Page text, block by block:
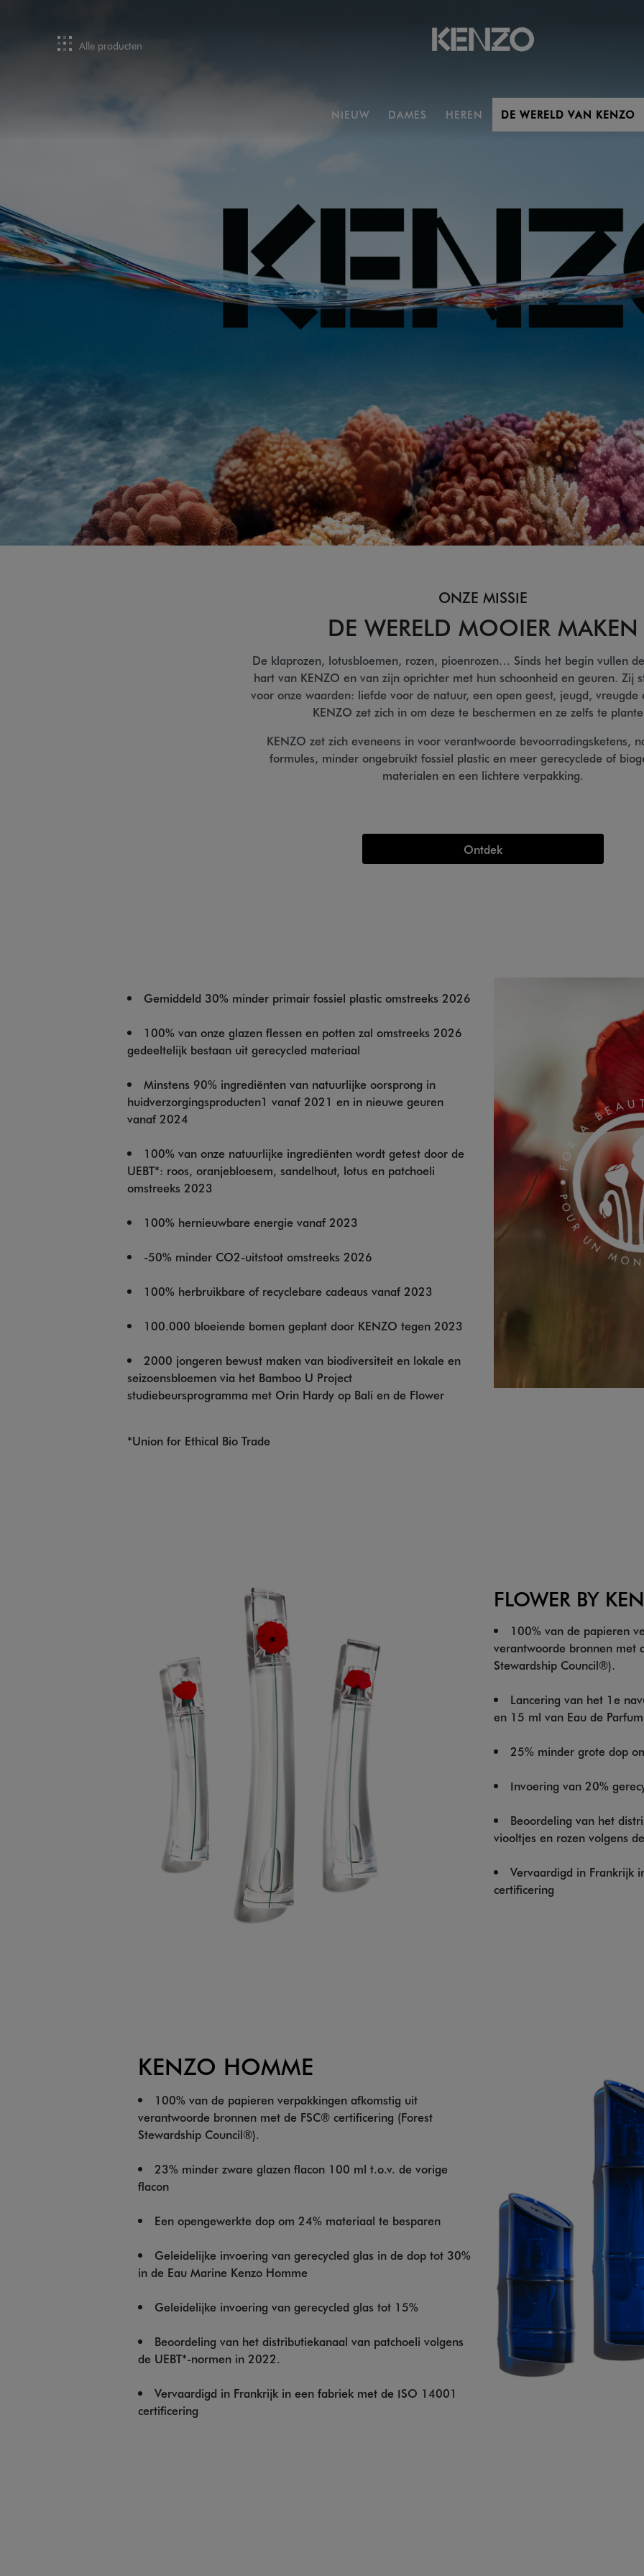
Alle producten
NIEUW DAMES HEREN DE WERELD VAN KENZO
ONZE MISSIE
DE WERELD MOOIER MAKEN
De klaprozen, lotusbloemen, rozen, pioenrozen… Sinds het begin vullen
hart van KENZO en van zijn oprichter met hun schoonheid en geuren. Zij
voor onze waarden: liefde voor de natuur, een open geest, jeugd, vreugde
KENZO zet zich in om deze te beschermen en ze zelfs te
KENZO zet zich eveneens in voor verantwoorde bevoorradingsketens,
formules, minder ongebruikt fossiel plastic en meer gerecyclede of
materialen en een lichtere verpakking.
Ontdek
Gemiddeld 30% minder primair fossiel plastic omstreeks 2026
100% van onze glazen flessen en potten zal omstreeks 2026
gedeeltelijk bestaan uit gerecycled materiaal
Minstens 90% ingrediënten van natuurlijke oorsprong in
huidverzorgingsproducten1 vanaf 2021 en in nieuwe geuren
vanaf 2024
100% van onze natuurlijke ingrediënten wordt getest door de
UEBT*: roos, oranjebloesem, sandelhout, lotus en patchoeli
omstreeks 2023
100% hernieuwbare energie vanaf 2023
-50% minder CO2-uitstoot omstreeks 2026
100% herbruikbare of recyclebare cadeaus vanaf 2023
100.000 bloeiende bomen geplant door KENZO tegen 2023
2000 jongeren bewust maken van biodiversiteit en lokale en
seizoensbloemen via het Bamboo U Project
studiebeursprogramma met Orin Hardy op Bali en de Flower
*Union for Ethical Bio Trade
FLOWER BY
100% van de papieren
verantwoorde bronnen met
Stewardship Council®).
Lancering van het 1e
en 15 ml van Eau de
25% minder grote dop
Invoering van 20%
Beoordeling van het
viooltjes en rozen volgens
Vervaardigd in Frankrijk
certificering
KENZO HOMME
100% van de papieren verpakkingen afkomstig uit
verantwoorde bronnen met de FSC® certificering (Forest
Stewardship Council®).
23% minder zware glazen flacon 100 ml t.o.v. de vorige
flacon
Een opengewerkte dop om 24% materiaal te besparen
Geleidelijke invoering van gerecycled glas in de dop tot 30%
in de Eau Marine Kenzo Homme
Geleidelijke invoering van gerecycled glas tot 15%
Beoordeling van het distributiekanaal van patchoeli volgens
de UEBT*-normen in 2022.
Vervaardigd in Frankrijk in een fabriek met de ISO 14001
certificering